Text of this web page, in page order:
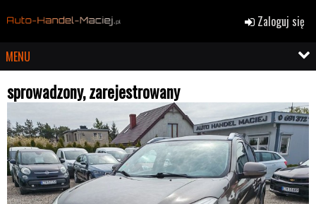
Zaloguj się
MENU
sprowadzony, zarejestrowany